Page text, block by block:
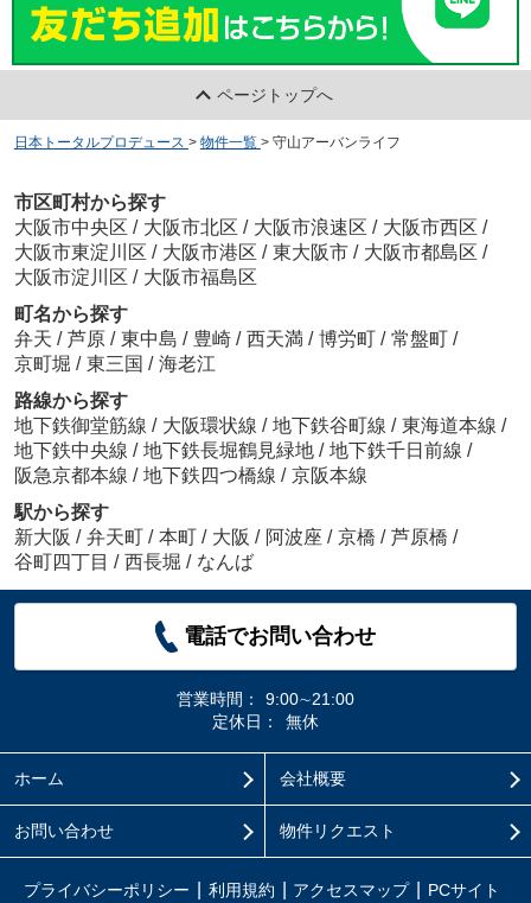
ページトップへ
日本トータルプロデュース > 物件一覧 > 守山アーバンライフ
市区町村から探す
大阪市中央区 / 大阪市北区 / 大阪市浪速区 / 大阪市西区 /
大阪市東淀川区 / 大阪市港区 / 東大阪市 / 大阪市都島区 /
大阪市淀川区 / 大阪市福島区
町名から探す
弁天 / 芦原 / 東中島 / 豊崎 / 西天満 / 博労町 / 常盤町 /
京町堀 / 東三国 / 海老江
路線から探す
地下鉄御堂筋線 / 大阪環状線 / 地下鉄谷町線 / 東海道本線 /
地下鉄中央線 / 地下鉄長堀鶴見緑地 / 地下鉄千日前線 /
阪急京都本線 / 地下鉄四つ橋線 / 京阪本線
駅から探す
新大阪 / 弁天町 / 本町 / 大阪 / 阿波座 / 京橋 / 芦原橋 /
谷町四丁目 / 西長堀 / なんば
電話でお問い合わせ
営業時間：
9:00∼21:00
定休日：
無休
ホーム 会社概要
お問い合わせ 物件リクエスト
プライバシーポリシー 利用規約 アクセスマップ PCサイト